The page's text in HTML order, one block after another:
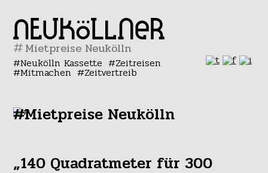
#
Neukölln Kassette Zeitreisen
Mitmachen Zeitvertreib
#Mietpreise Neukölln
„140 Quadratmeter für 300